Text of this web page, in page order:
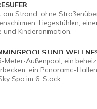
am Strand, ohne
Liegestühlen,
und Kinderanimation.
UND
Meter-Außenpool, ein
ein Panorama-
Spa im 6. Stock.